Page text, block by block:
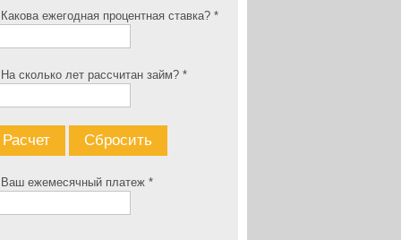
ежегодная процентная ставка? *
сколько лет рассчитан займ? *
ежемесячный платеж *